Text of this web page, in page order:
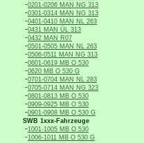
-0201-0206 MAN NG 313
-0301-0314 MAN NG 313
-0401-0410 MAN NL 263
-0431 MAN ÜL 313
-0432 MAN R07
-0501-0505 MAN NL 263
-0506-0511 MAN NG 313
-0601-0619 MB O 530
-0620 MB O 530 G
-0701-0704 MAN NL 283
-0705-0714 MAN NG 323
-0801-0813 MB O 530
-0909-0925 MB O 530
-0901-0908 MB O 530 G
SWB 1xxx-Fahrzeuge
-1001-1005 MB O 530
-1006-1011 MB O 530 G